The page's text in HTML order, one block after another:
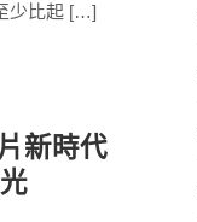
少比起 […]
新時代